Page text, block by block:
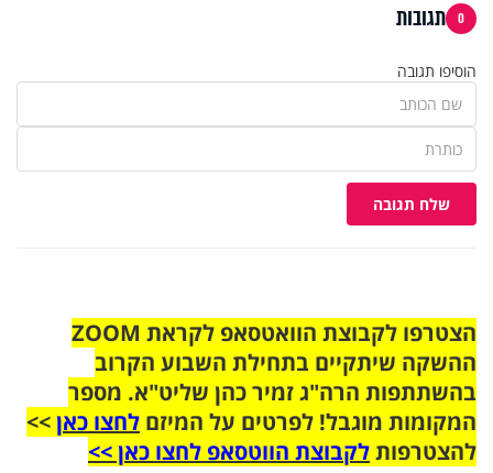
0 תגובות
הוסיפו תגובה
שלח תגובה
הצטרפו לקבוצת הוואטסאפ לקראת ZOOM
ההשקה שיתקיים בתחילת השבוע הקרוב
בהשתתפות הרה"ג זמיר כהן שליט"א. מספר
המקומות מוגבל! לפרטים על המיזם לחצו כאן>>
להצטרפותלקבוצת הווטסאפ לחצו כאן >>